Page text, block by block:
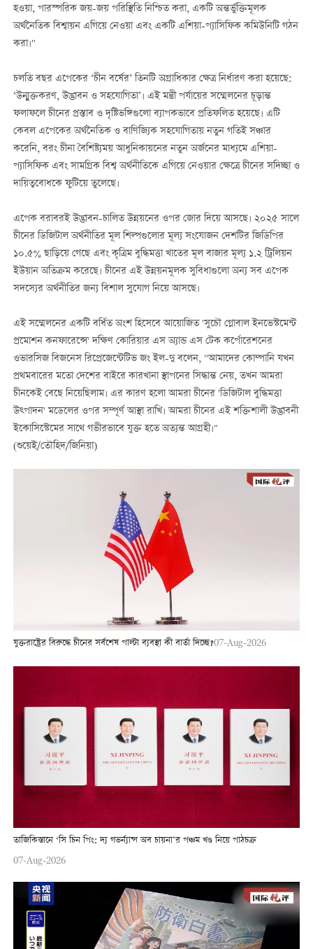
হওয়া, পারস্পরিক জয়-জয় পরিস্থিতি নিশ্চিত করা, একটি অন্তর্ভুক্তিমূলক
অর্থনৈতিক বিশ্বায়ন এগিয়ে নেওয়া এবং একটি এশিয়া-প্যাসিফিক কমিউনিটি গঠন
করা।"
চলতি বছর এপেকের ‘চীন বর্ষের’ তিনটি অগ্রাধিকার ক্ষেত্র নির্ধারণ করা হয়েছে:
‘উন্মুক্তকরণ, উদ্ভাবন ও সহযোগিতা’। এই মন্ত্রী পর্যায়ের সম্মেলনের চূড়ান্ত
ফলাফলে চীনের প্রস্তাব ও দৃষ্টিভঙ্গিগুলো ব্যাপকভাবে প্রতিফলিত হয়েছে। এটি
কেবল এপেকের অর্থনৈতিক ও বাণিজ্যিক সহযোগিতায় নতুন গতিই সঞ্চার
করেনি, বরং চীনা বৈশিষ্ট্যময় আধুনিকায়নের নতুন অর্জনের মাধ্যমে এশিয়া-
প্যাসিফিক এবং সামগ্রিক বিশ্ব অর্থনীতিকে এগিয়ে নেওয়ার ক্ষেত্রে চীনের সদিচ্ছা ও
দায়িত্ববোধকে ফুটিয়ে তুলেছে।
এপেক বরাবরই উদ্ভাবন-চালিত উন্নয়নের ওপর জোর দিয়ে আসছে। ২০২৫ সালে
চীনের ডিজিটাল অর্থনীতির মূল শিল্পগুলোর মূল্য সংযোজন দেশটির জিডিপির
১০.৫% ছাড়িয়ে গেছে এবং কৃত্রিম বুদ্ধিমত্তা খাতের মূল বাজার মূল্য ১.২ ট্রিলিয়ন
ইউয়ান অতিক্রম করেছে। চীনের এই উন্নয়নমূলক সুবিধাগুলো অন্য সব এপেক
সদস্যের অর্থনীতির জন্য বিশাল সুযোগ নিয়ে আসছে।
এই সম্মেলনের একটি বর্ধিত অংশ হিসেবে আয়োজিত 'সুচৌ গ্লোবাল ইনভেস্টমেন্ট
প্রমোশন কনফারেন্সে' দক্ষিণ কোরিয়ার এস অ্যান্ড এস টেক কর্পোরেশনের
ওভারসিজ বিজনেস রিপ্রেজেন্টেটিভ জং ইল-দু বলেন, "আমাদের কোম্পানি যখন
প্রথমবারের মতো দেশের বাইরে কারখানা স্থাপনের সিদ্ধান্ত নেয়, তখন আমরা
চীনকেই বেছে নিয়েছিলাম। এর কারণ হলো আমরা চীনের 'ডিজিটাল বুদ্ধিমত্তা
উত্পাদন' মডেলের ওপর সম্পূর্ণ আস্থা রাখি। আমরা চীনের এই শক্তিশালী উদ্ভাবনী
ইকোসিস্টেমের সাথে গভীরভাবে যুক্ত হতে অত্যন্ত আগ্রহী।"
(শুয়েই/তৌহিদ/জিনিয়া)
যুক্তরাষ্ট্রের বিরুদ্ধে চীনের সর্বশেষ পাল্টা ব্যবস্থা কী বার্তা দিচ্ছে?07-Aug-2026
তাজিকিস্তানে ‘সি চিন পিং: দ্য গভর্ন্যান্স অব চায়না’র পঞ্চম খণ্ড নিয়ে পাঠচক্র
07-Aug-2026